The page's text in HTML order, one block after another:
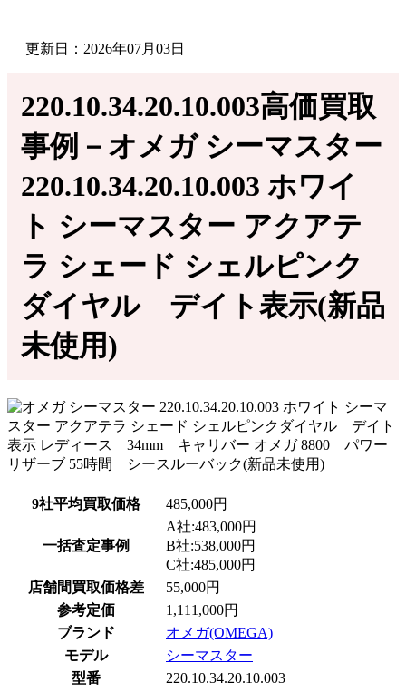
更新日：2026年07月03日
220.10.34.20.10.003高価買取
事例－オメガ シーマスター
220.10.34.20.10.003 ホワイ
ト シーマスター アクアテ
ラ シェード シェルピンク
ダイヤル デイト表示(新品
未使用)
9社平均買取価格 485,000円
一括査定事例
A社:483,000円
B社:538,000円
C社:485,000円
店舗間買取価格差
55,000円
参考定価
1,111,000円
ブランド
オメガ(OMEGA)
モデル
シーマスター
型番
220.10.34.20.10.003